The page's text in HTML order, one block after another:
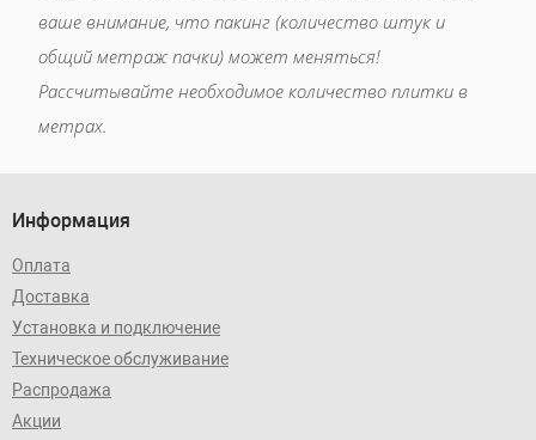
ваше внимание, что пакинг (количество штук и
общий метраж пачки) может меняться!
Рассчитывайте необходимое количество плитки в
метрах.
Информация
Оплата
Доставка
Установка и подключение
Техническое обслуживание
Распродажа
Акции